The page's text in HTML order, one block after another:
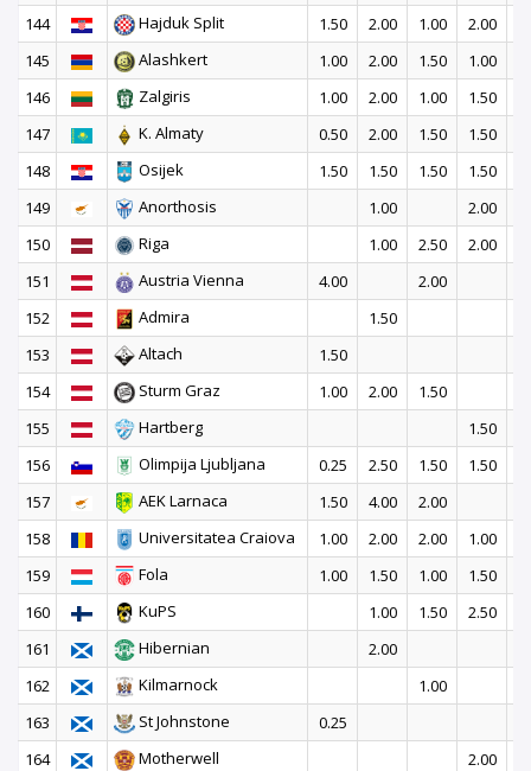
144
Hajduk Split 1.50 2.00 1.00 2.00
145
Alashkert 1.00 2.00 1.50 1.00
146
Zalgiris 1.00 2.00 1.00 1.50
147
K. Almaty 0.50 2.00 1.50 1.50
148
Osijek 1.50 1.50 1.50 1.50
149
Anorthosis 1.00 2.00
150
Riga 1.00 2.50 2.00
151
Austria Vienna 4.00 2.00
152
Admira
1.50
153
Altach
1.50
154
Sturm Graz 1.00 2.00 1.50
155
Hartberg
1.50
156
Olimpija Ljubljana 0.25 2.50 1.50 1.50
157
AEK Larnaca 1.50 4.00
2.00
158
Universitatea Craiova 1.00 2.00 2.00 1.00
159
Fola 1.00 1.50 1.00 1.50
160
KuPS 1.00 1.50 2.50
161
Hibernian 2.00
162
Kilmarnock
1.00
163
St Johnstone 0.25
164
Motherwell
2.00